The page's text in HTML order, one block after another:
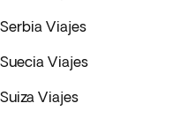
Serbia Viajes
Suecia Viajes
Suiza Viajes